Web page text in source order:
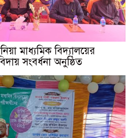
মাধ্যমিক বিদ্যালয়ের
সংবর্ধনা অনুষ্ঠিত